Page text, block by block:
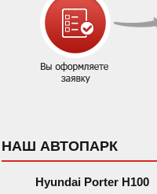
НАШ АВТОПАРК
Hyundai Porter H100